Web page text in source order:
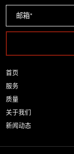
首页
服务
质量
关于我们
新闻动态